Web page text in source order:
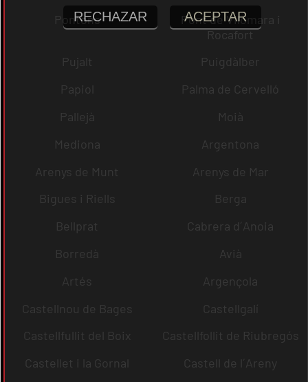
Pontons
Pont de Vilomara i
Rocafort
Pujalt
Puigdàlber
Papiol
Palma de Cervelló
Pallejà
Moià
Mediona
Argentona
Arenys de Munt
Arenys de Mar
Bigues i Riells
Berga
Bellprat
Cabrera d´Anoia
Borredà
Avià
Artés
Argençola
Castellnou de Bages
Castellgalí
Castellfullit del Boix
Castellfollit de Riubregós
Castellet i la Gornal
Castell de l´Areny
RECHAZAR ACEPTAR